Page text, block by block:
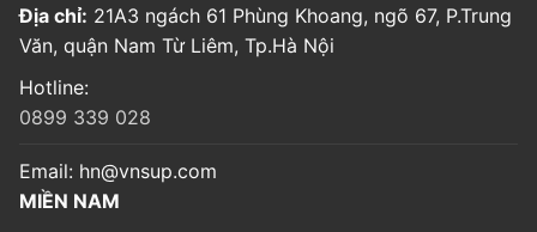
Địa chỉ: 21A3 ngách 61 Phùng Khoang, ngõ 67, P.Trung
Văn, quận Nam Từ Liêm, Tp.Hà Nội
Hotline:
0899 339 028
Email: hn@vnsup.com
MIỀN NAM